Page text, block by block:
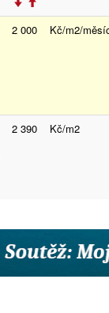
2 000 Kč/m2/
2 390 Kč/m2